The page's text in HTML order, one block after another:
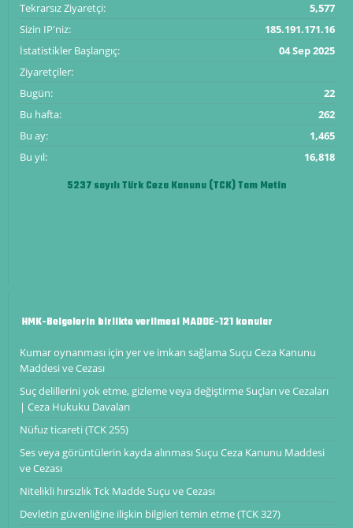
Tekrarsız Ziyaretçi:
5,577
Sizin IP'niz:
185.191.171.16
İstatistikler Başlangıç:
04 Sep 2025
Ziyaretçiler:
Bugün:
22
Bu hafta:
262
Bu ay:
1,465
Bu yıl:
16,818
5237 sayılı Türk Ceza Kanunu (TCK) Tam Metin
HMK-Belgelerin birlikte verilmesi MADDE-121 konular
Kumar oynanması için yer ve imkan sağlama Suçu Ceza Kanunu
Maddesi ve Cezası
Suç delillerini yok etme, gizleme veya değiştirme Suçları ve Cezaları
| Ceza Hukuku Davaları
Nüfuz ticareti (TCK 255)
Ses veya görüntülerin kayda alınması Suçu Ceza Kanunu Maddesi
ve Cezası
Nitelikli hırsızlık Tck Madde Suçu ve Cezası
Devletin güvenliğine ilişkin bilgileri temin etme (TCK 327)